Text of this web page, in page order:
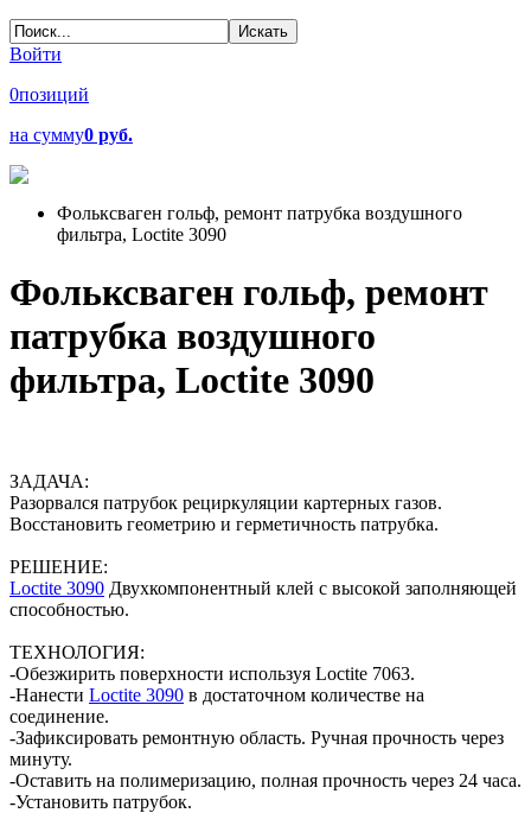
Войти
0позиций
на сумму0 руб.
Фольксваген гольф, ремонт патрубка воздушного
фильтра, Loctite 3090
Фольксваген гольф, ремонт
патрубка воздушного
фильтра, Loctite 3090
ЗАДАЧА:
Разорвался патрубок рециркуляции картерных газов.
Восстановить геометрию и герметичность патрубка.
РЕШЕНИЕ:
Loctite 3090 Двухкомпонентный клей с высокой заполняющей
способностью.
ТЕХНОЛОГИЯ:
-Обезжирить поверхности используя Loctite 7063.
-Нанести Loctite 3090 в достаточном количестве на
соединение.
-Зафиксировать ремонтную область. Ручная прочность через
минуту.
-Оставить на полимеризацию, полная прочность через 24 часа.
-Установить патрубок.